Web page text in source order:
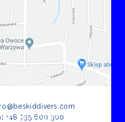
+48 735 600 300
Google